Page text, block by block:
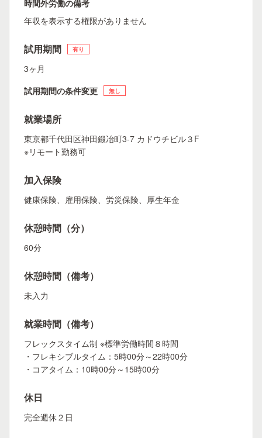
時間外労働の備考
年収を表示する権限がありません
試用期間 有り
3ヶ月
試用期間の条件変更
無し
就業場所
東京都千代田区神田鍛冶町3-7 カドウチビル３F
※リモート勤務可
加入保険
健康保険、雇用保険、労災保険、厚生年金
休憩時間（分）
60分
休憩時間（備考）
未入力
就業時間（備考）
フレックスタイム制 ※標準労働時間８時間
・フレキシブルタイム：5時00分～22時00分
・コアタイム：10時00分～15時00分
休日
完全週休２日